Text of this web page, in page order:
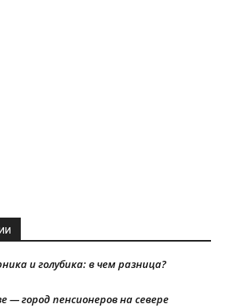
и голубика: в чем разница?
— город пенсионеров на севере